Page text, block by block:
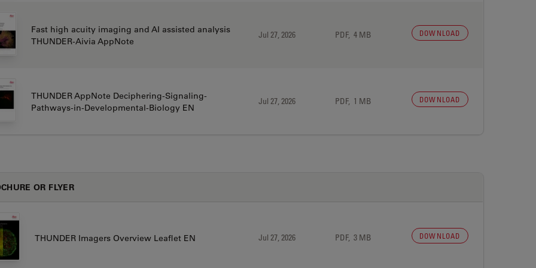
Fast high acuity imaging and AI assisted analysis
THUNDER-Aivia AppNote
Jul 27, 2026 PDF, 4 MB DOWNLOAD
THUNDER AppNote Deciphering-Signaling-
Pathways-in-Developmental-Biology EN
Jul 27, 2026 PDF, 1 MB DOWNLOAD
OR FLYER
THUNDER Imagers Overview Leaflet EN Jul 27, 2026 PDF, 3 MB DOWNLOAD